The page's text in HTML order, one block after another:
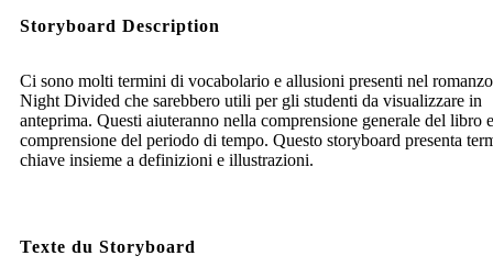
Storyboard Description
Ci sono molti termini di vocabolario e allusioni presenti nel
Night Divided che sarebbero utili per gli studenti da visualizzare in
anteprima. Questi aiuteranno nella comprensione generale del libro
comprensione del periodo di tempo. Questo storyboard presenta
chiave insieme a definizioni e illustrazioni.
Texte du Storyboard